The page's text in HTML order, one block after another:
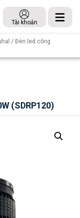
Tài khoản
/ Đèn led công
(SDRP120)